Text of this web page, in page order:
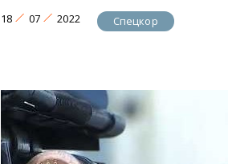
18 07 2022 Спецкор